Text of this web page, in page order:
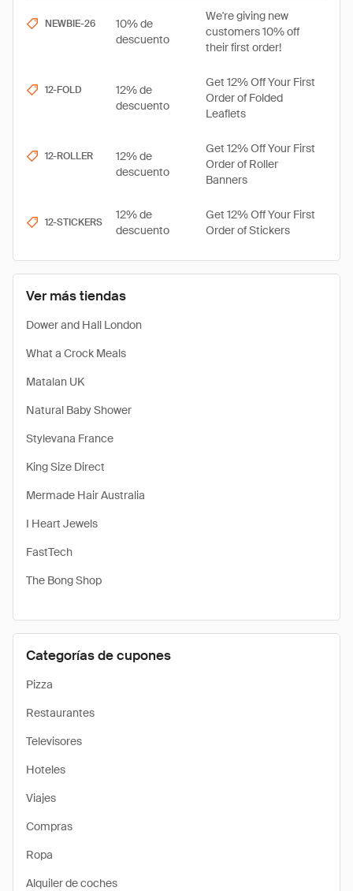
Ver más tiendas
Dower and Hall London
What a Crock Meals
Matalan UK
Natural Baby Shower
Stylevana France
King Size Direct
Mermade Hair Australia
I Heart Jewels
FastTech
The Bong Shop
Categorías de cupones
Pizza
Restaurantes
Televisores
Hoteles
Viajes
Compras
Ropa
Alquiler de coches
NEWBIE-26
10% de
descuento
We're giving new
customers 10% off
their first order!
12-FOLD
12% de
descuento
Get 12% Off Your First
Order of Folded
Leaflets
12-ROLLER
12% de
descuento
Get 12% Off Your First
Order of Roller
Banners
12-STICKERS
12% de
descuento
Get 12% Off Your First
Order of Stickers